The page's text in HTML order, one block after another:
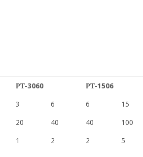
РТ-3060 РТ-1506
3 6 6 15
20 40 40 100
1 2 2 5